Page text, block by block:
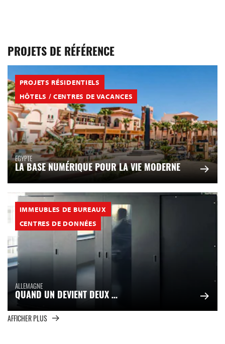
PROJETS DE RÉFÉRENCE
PROJETS RÉSIDENTIELS
HÔTELS / CENTRES DE VACANCES
EGYPTE
LA BASE NUMÉRIQUE POUR LA VIE MODERNE
IMMEUBLES DE BUREAUX
CENTRES DE DONNÉES
ALLEMAGNE
QUAND UN DEVIENT DEUX …
AFFICHER PLUS